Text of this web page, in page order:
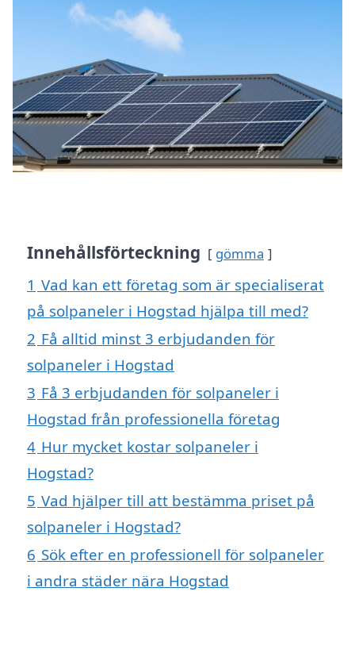
Innehållsförteckning gömma
1 Vad kan ett företag som är specialiserat
på solpaneler i Hogstad hjälpa till med?
2 Få alltid minst 3 erbjudanden för
solpaneler i Hogstad
3 Få 3 erbjudanden för solpaneler i
Hogstad från professionella företag
4 Hur mycket kostar solpaneler i
Hogstad?
5 Vad hjälper till att bestämma priset på
solpaneler i Hogstad?
6 Sök efter en professionell för solpaneler
i andra städer nära Hogstad